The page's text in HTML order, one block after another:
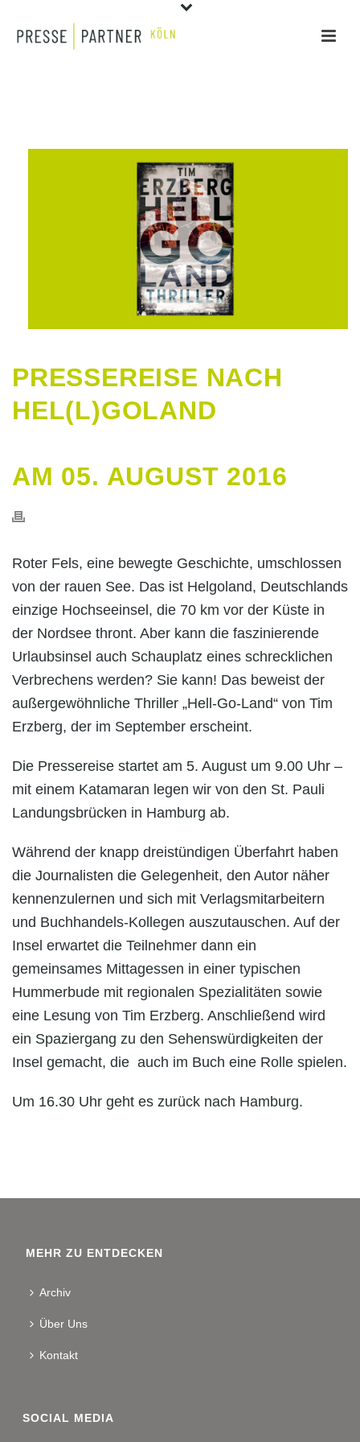
PRESSEREISE NACH
HEL(L)GOLAND
AM 05. AUGUST 2016
Roter Fels, eine bewegte Geschichte, umschlossen
von der rauen See. Das ist Helgoland, Deutschlands
einzige Hochseeinsel, die 70 km vor der Küste in
der Nordsee thront. Aber kann die faszinierende
Urlaubsinsel auch Schauplatz eines schrecklichen
Verbrechens werden? Sie kann! Das beweist der
außergewöhnliche Thriller „Hell-Go-Land“ von Tim
Erzberg, der im September erscheint.
Die Pressereise startet am 5. August um 9.00 Uhr –
mit einem Katamaran legen wir von den St. Pauli
Landungsbrücken in Hamburg ab.
Während der knapp dreistündigen Überfahrt haben
die Journalisten die Gelegenheit, den Autor näher
kennenzulernen und sich mit Verlagsmitarbeitern
und Buchhandels-Kollegen auszutauschen. Auf der
Insel erwartet die Teilnehmer dann ein
gemeinsames Mittagessen in einer typischen
Hummerbude mit regionalen Spezialitäten sowie
eine Lesung von Tim Erzberg. Anschließend wird
ein Spaziergang zu den Sehenswürdigkeiten der
Insel gemacht, die auch im Buch eine Rolle spielen.
Um 16.30 Uhr geht es zurück nach Hamburg.
MEHR ZU ENTDECKEN
Archiv
Über Uns
Kontakt
SOCIAL MEDIA